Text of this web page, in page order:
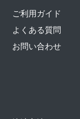
ご利用ガイド
よくある質問
お問い合わせ